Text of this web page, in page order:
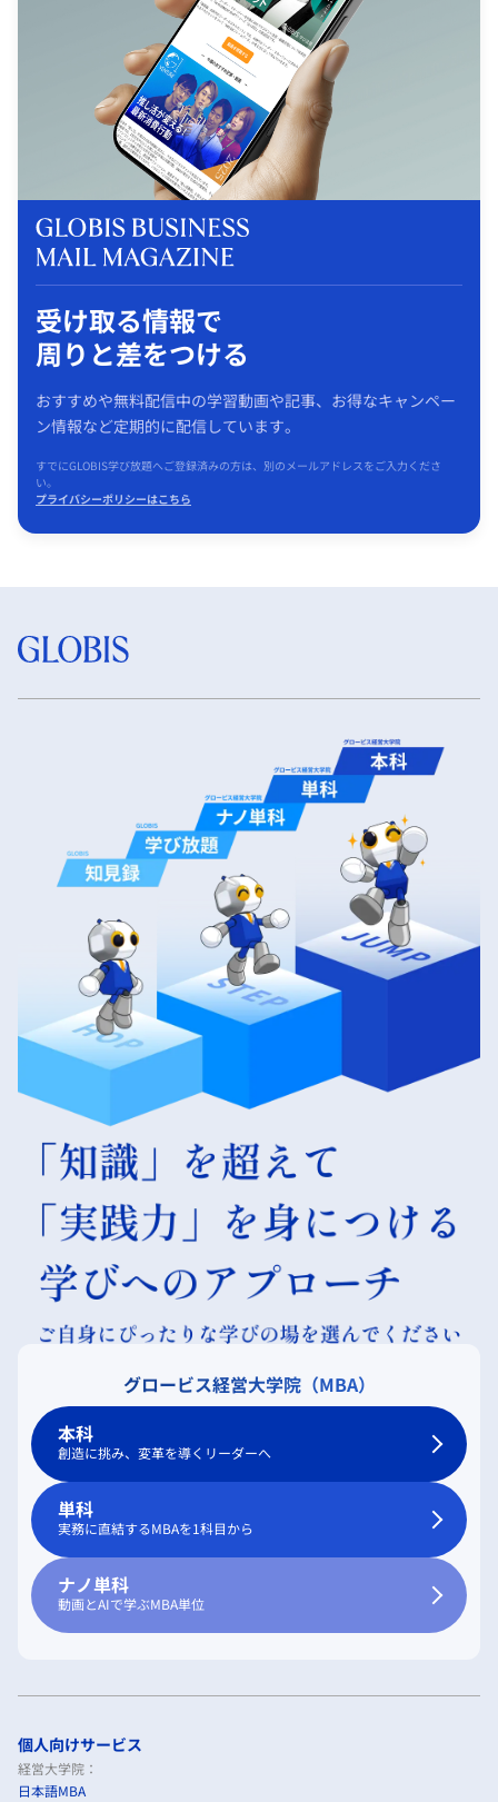
受け取る情報で
周りと差をつける
おすすめや無料配信中の学習動画や記事、お得なキャンペー
ン情報など定期的に配信しています。
すでにGLOBIS学び放題へご登録済みの方は、別のメールアドレスをご入力くださ
い。
プライバシーポリシーはこちら
グロービス経営大学院（MBA）
本科
創造に挑み、変革を導くリーダーへ
単科
実務に直結するMBAを1科目から
ナノ単科
動画とAIで学ぶMBA単位
個人向けサービス
経営大学院：
日本語MBA